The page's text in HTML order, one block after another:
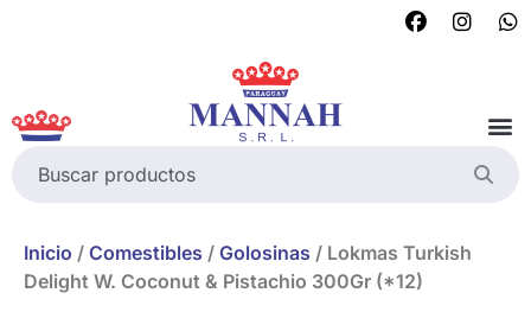
Inicio / Comestibles / Golosinas / Lokmas Turkish
Delight W. Coconut & Pistachio 300Gr (*12)